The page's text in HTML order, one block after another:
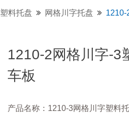
塑料托盘 网格川字托盘 1210-
1210-2网格川字-3
车板
产品名称：1210-3网格川字塑料